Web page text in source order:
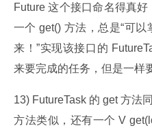
Future 这个接口命名得真
一个 get() 方法，总是“可
来！”实现该接口的
来要完成的任务，但是一样
13) FutureTask 的 get 方法
方法类似，还有一个 V